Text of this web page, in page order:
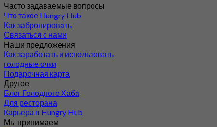
Часто задаваемые вопросы
Что такое Hungry Hub
Как забронировать
Связаться с нами
Наши предложения
Как заработать и использовать
голодные очки
Подарочная карта
Другое
Блог Голодного Хаба
Для ресторана
Карьера в Hungry Hub
Мы принимаем